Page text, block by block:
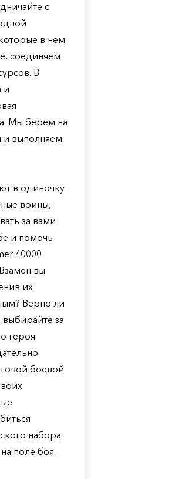
с
в нем
соединяем
В
и
Мы берем на
и выполняем
в одиночку.
воины,
за вами
и помочь
40000
вы
их
Верно ли
за
героя
боевой
набора
поле боя.